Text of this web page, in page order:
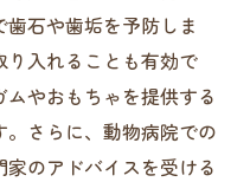
石や歯垢を予防しま
入れることも有効で
やおもちゃを提供する
さらに、動物病院での
のアドバイスを受ける